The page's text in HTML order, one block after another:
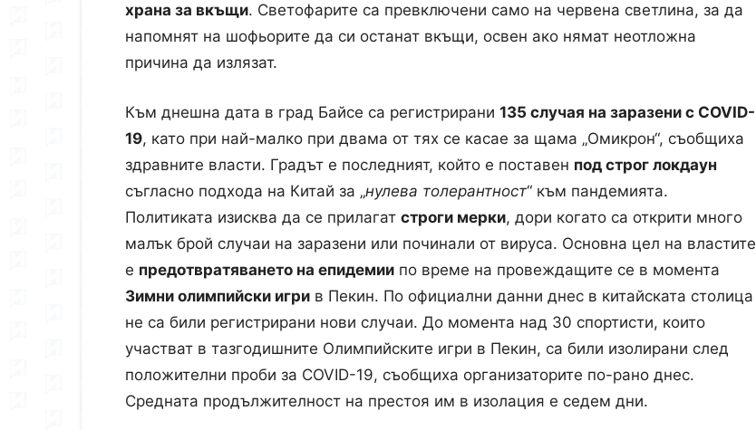
храна за вкъщи. Светофарите са превключени само на червена светлина, за да
напомнят на шофьорите да си останат вкъщи, освен ако нямат неотложна
причина да излязат.
Към днешна дата в град Байсе са регистрирани 135 случая на заразени с COVID-
19, като при най-малко при двама от тях се касае за щама „Омикрон“, съобщиха
здравните власти. Градът е последният, който е поставен под строг локдаун
съгласно подхода на Китай за „нулева толерантност“ към пандемията.
Политиката изисква да се прилагат строги мерки, дори когато са открити много
малък брой случаи на заразени или починали от вируса. Основна цел на властите
е предотвратяването на епидемии по време на провеждащите се в момента
Зимни олимпийски игри в Пекин. По официални данни днес в китайската столица
не са били регистрирани нови случаи. До момента над 30 спортисти, които
участват в тазгодишните Олимпийските игри в Пекин, са били изолирани след
положителни проби за COVID-19, съобщиха организаторите по-рано днес.
Средната продължителност на престоя им в изолация е седем дни.